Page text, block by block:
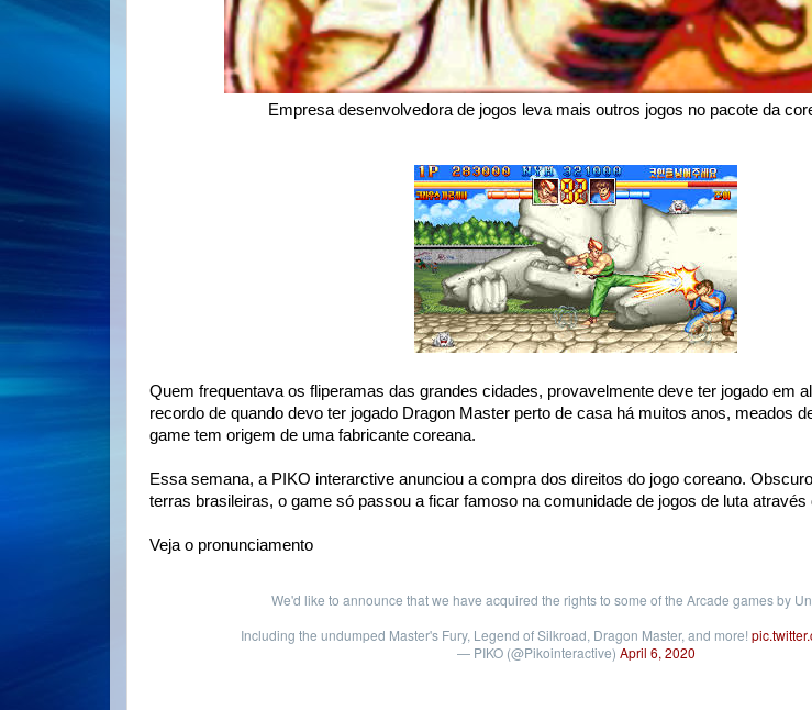
Empresa desenvolvedora de jogos leva mais outros jogos no pacote da
Quem frequentava os fliperamas das grandes cidades, provavelmente deve ter jogado em
recordo de quando devo ter jogado Dragon Master perto de casa há muitos anos, meados
game tem origem de uma fabricante coreana.
Essa semana, a PIKO interarctive anunciou a compra dos direitos do jogo coreano.
terras brasileiras, o game só passou a ficar famoso na comunidade de jogos de luta através
Veja o pronunciamento
We'd like to announce that we have acquired the rights to some of the Arcade games by
Including the undumped Master's Fury, Legend of Silkroad, Dragon Master, and more!
— PIKO (@Pikointeractive) April 6, 2020